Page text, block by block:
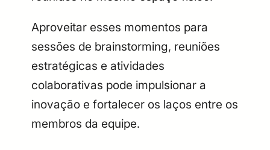
Aproveitar esses momentos para
sessões de brainstorming, reuniões
estratégicas e atividades
colaborativas pode impulsionar a
inovação e fortalecer os laços entre os
membros da equipe.